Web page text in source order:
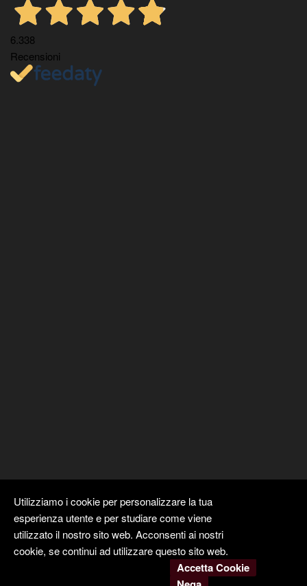
6.338
Recensioni
by STUDIO99. Tutti i diritti
Utilizziamo i cookie per personalizzare la tua
esperienza utente e per studiare come viene
utilizzato il nostro sito web. Acconsenti ai nostri
cookie, se continui ad utilizzare questo sito web.
Accetta Cookie